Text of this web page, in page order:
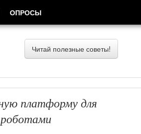
Читай полезные советы!
платформу для
роботами
ОПРОСЫ